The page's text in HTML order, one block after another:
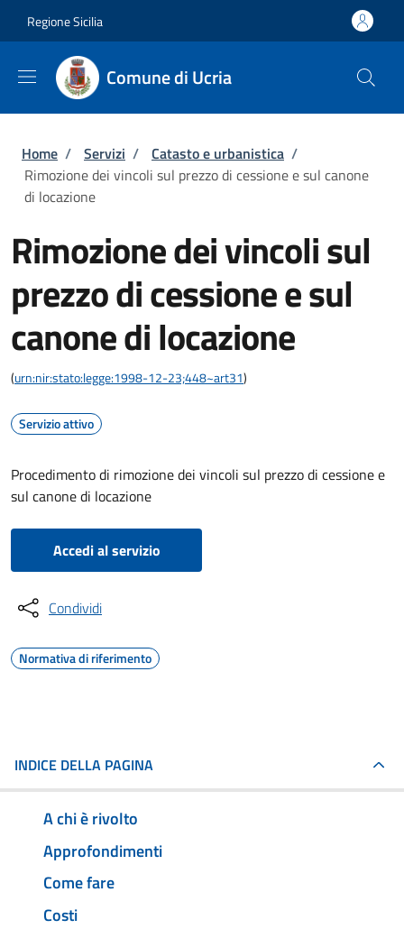
Regione Sicilia
Comune di Ucria
Briciole di pane
Home / Servizi / Catasto e urbanistica /
Rimozione dei vincoli sul prezzo di cessione e sul canone
di locazione
Rimozione dei vincoli sul
prezzo di cessione e sul
canone di locazione
(urn:nir:stato:legge:1998-12-23;448~art31)
Servizio attivo
Procedimento di rimozione dei vincoli sul prezzo di cessione e
sul canone di locazione
Accedi al servizio
Condividi
Normativa di riferimento
INDICE DELLA PAGINA
A chi è rivolto
Approfondimenti
Come fare
Costi